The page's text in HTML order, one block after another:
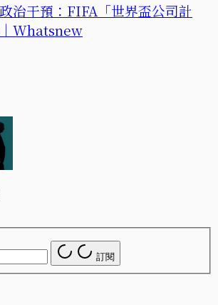
治干預：FIFA「世界盃公司計
Whatsnew
訂閱